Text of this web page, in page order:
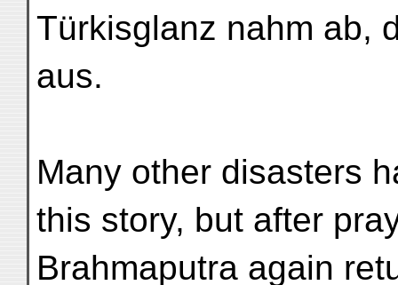
Türkisglanz nahm ab,
aus.
Many other disasters
this story, but after
Brahmaputra again